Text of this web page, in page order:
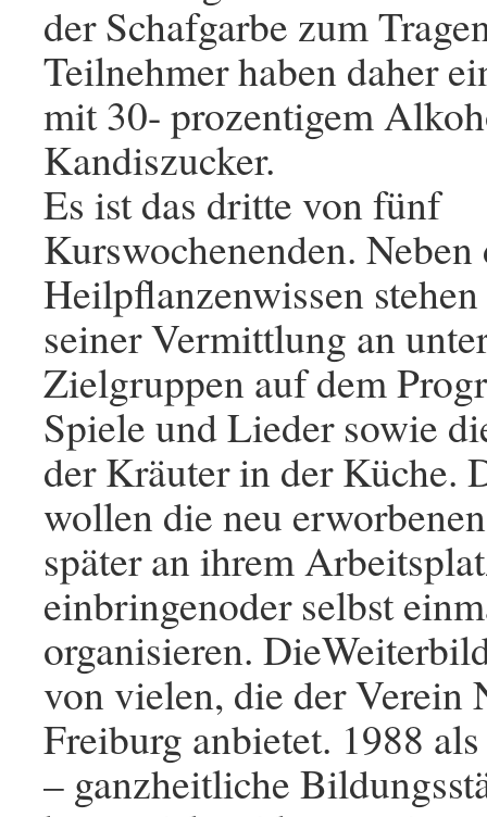
der Schafgarbe zum
Teilnehmer haben daher
mit 30- prozentigem
Kandiszucker.
Es ist das dritte von fünf
Kurswochenenden.
Heilpflanzenwissen
seiner Vermittlung an
Zielgruppen auf dem
Spiele und Lieder sowie
der Kräuter in der Küche.
wollen die neu
später an ihrem
einbringenoder selbst
organisieren.
von vielen, die der Verein
Freiburg anbietet. 1988
– ganzheitliche